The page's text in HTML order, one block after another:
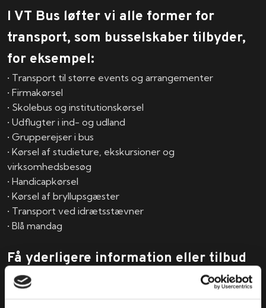
​I VT Bus løfter vi alle former for
transport, som busselskaber tilbyder,
for eksempel:
• Transport til større events og arrangementer
• Firmakørsel
• Skolebus og institutionskørsel
• Udflugter i ind- og udland
• Grupperejser i bus
• Kørsel af studieture, ekskursioner og
virksomhedsbesøg
• Handicapkørsel
• Kørsel af bryllupsgæster
• Transport ved idrætsstævner
• Blå mandag
Få yderligere information eller tilbud
på kørsel med turistbus i Jylland,